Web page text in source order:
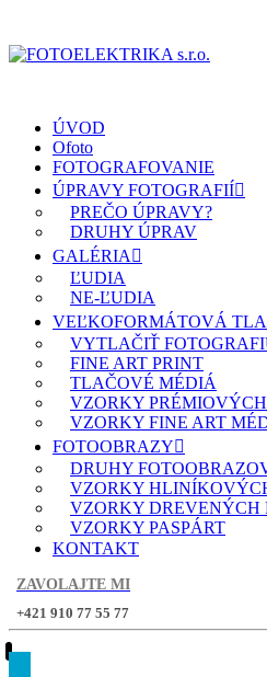
ÚVOD
Ofoto
FOTOGRAFOVANIE
ÚPRAVY FOTOGRAFIÍ
PREČO ÚPRAVY?
DRUHY ÚPRAV
GALÉRIA
ĽUDIA
NE-ĽUDIA
VEĽKOFORMÁTOVÁ
VYTLAČIŤ
FINE ART PRINT
TLAČOVÉ MÉDIÁ
VZORKY
VZORKY FINE ART
FOTOOBRAZY
DRUHY
VZORKY
VZORKY DREVENÝCH
VZORKY PASPÁRT
KONTAKT
ZAVOLAJTE MI
+421 910 77 55 77